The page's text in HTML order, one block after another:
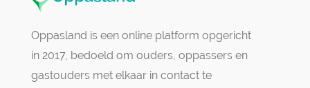
Oppasland is een online platform opgericht
in 2017, bedoeld om ouders, oppassers en
gastouders met elkaar in contact te